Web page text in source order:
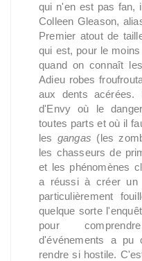
qui n'en est pas fan,
Colleen Gleason,
Premier atout de
qui est, pour le
quand on connaît les
Adieu robes
aux dents acérées.
d'Envy où le
toutes parts et où il
les gangas (les
les chasseurs de
et les phénomènes
a réussi à créer un
particulièrement
quelque sorte
pour
d'événements a pu
rendre si hostile.